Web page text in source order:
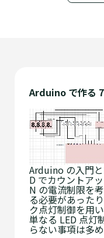
Arduino で作る
Arduino の入門
D でカウントア
N の電流制限を
る必要があった
ク点灯制御を用
単なる LED 点灯
らない事項は多め